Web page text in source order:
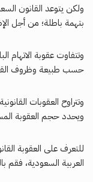
ولكن يتوعد القانون
بتهمة باطلة؛ من أجل
وتتفاوت عقوبة
حسب طبيعة وظروف
وتتراوح العقوبات
ويحدد حجم العقوبة
للتعرف على العقوبة
العربية السعودية، فقم